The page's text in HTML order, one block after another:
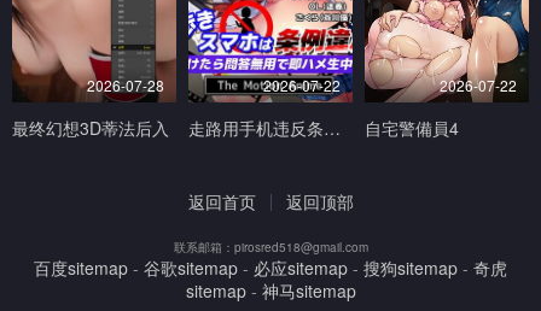
2026-07-28
最终幻想3D蒂法后入
2026-07-22
走路用手机违反条例发现到就问答无用马上无套抽插中出TheMotionAnimed_177879
2026-07-22
自宅警備員4
返回首页 返回顶部
联系邮箱：pirosred518@gmail.com
百度sitemap - 谷歌sitemap - 必应sitemap - 搜狗sitemap - 奇虎
sitemap- 神马sitemap